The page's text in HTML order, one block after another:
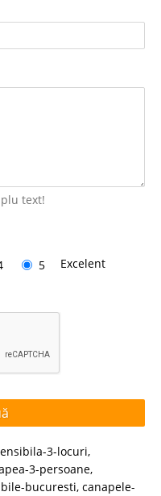
text!
5 Excelent
3-locuri,
3-persoane,
bucuresti, canapele-